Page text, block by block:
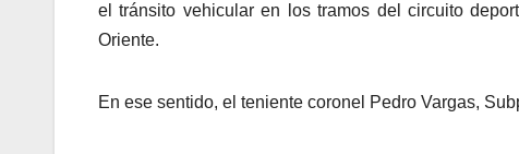
el tránsito vehicular en los tramos del circuito
Oriente.
En ese sentido, el teniente coronel Pedro Vargas,